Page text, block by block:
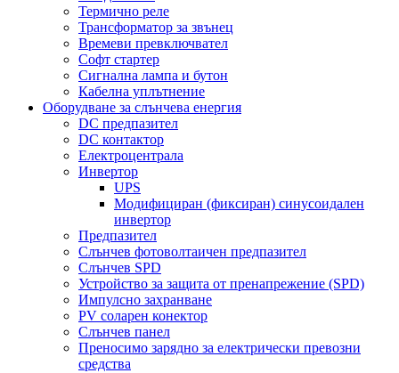
Термично реле
Трансформатор за звънец
Времеви превключвател
Софт стартер
Сигнална лампа и бутон
Кабелна уплътнение
Оборудване за слънчева енергия
DC предпазител
DC контактор
Електроцентрала
Инвертор
UPS
Модифициран (фиксиран) синусоидален
инвертор
Предпазител
Слънчев фотоволтаичен предпазител
Слънчев SPD
Устройство за защита от пренапрежение (SPD)
Импулсно захранване
PV соларен конектор
Слънчев панел
Преносимо зарядно за електрически превозни
средства